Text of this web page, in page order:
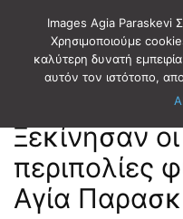
Αρχική ΔΗΜΟΤΙΚΑ ΝΕΑ
Ξεκίνησαν
περιπολίες
Αγία
Images Agia Paraskevi
Χρησιμοποιούμε
καλύτερη δυνατή
αυτόν τον ιστότοπο,